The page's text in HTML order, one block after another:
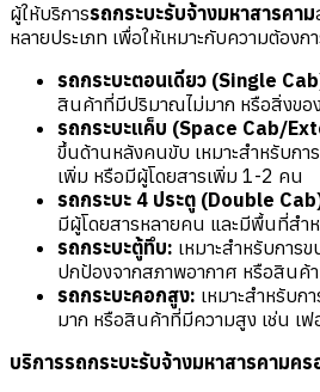
ผู้ให้บริการรถกระบะรับจ้างมหาสารคาม
หลายประเภท เพื่อให้เหมาะกับความต้อง
รถกระบะตอนเดียว (Single
สินค้าที่มีปริมาณไม่มาก หรือสิ่งขอ
รถกระบะแค็บ (Space Cab/
ขึ้นด้านหลังคนขับ เหมาะสำหรับก
เพิ่ม หรือมีผู้โดยสารเพิ่ม 1-2 คน
รถกระบะ 4 ประตู (Double
มีผู้โดยสารหลายคน และมีพื้นที่สำห
รถกระบะตู้ทึบ: เหมาะสำหรับการ
ปกป้องจากสภาพอากาศ หรือสินค้
รถกระบะคอกสูง: เหมาะสำหรับ
มาก หรือสินค้าที่มีความสูง เช่น เฟ
บริการรถกระบะรับจ้างมหาสารคามคร